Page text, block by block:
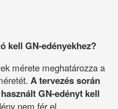
kell GN-edényekhez?
mérete meghatározza a
A tervezés során
GN-edényt kell
nem fér el